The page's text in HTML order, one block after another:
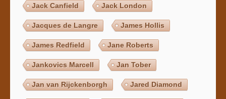
Jack Canfield Jack London
Jacques de Langre James Hollis
James Redfield Jane Roberts
Jankovics Marcell Jan Tober
Jan van Rijckenborgh Jared Diamond